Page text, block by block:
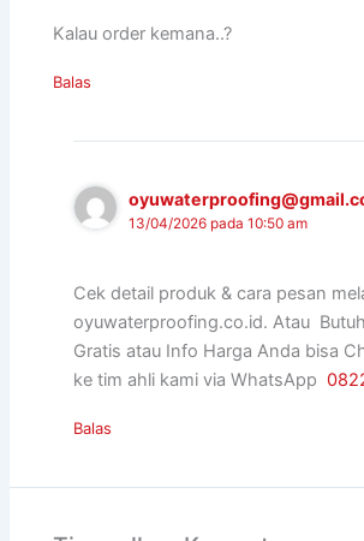
Kalau order kemana..?
Balas
13/04/2026 pada 10:50 am
Cek detail produk & cara pesan
oyuwaterproofing.co.id. Atau
Gratis atau Info Harga Anda bisa
ke tim ahli kami via WhatsApp
Balas